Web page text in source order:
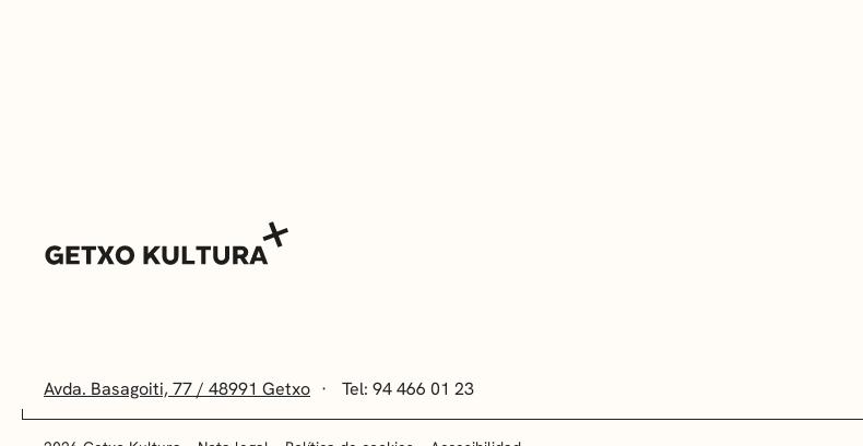
Avda. Basagoiti, 77 / 48991 Getxo Tel: 94 466 01 23